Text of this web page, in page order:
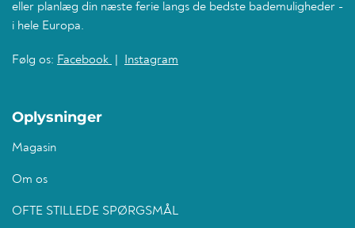
eller planlæg din næste ferie langs de bedste bademuligheder -
i hele Europa.
Følg os: Facebook Instagram
Oplysninger
Magasin
Om os
OFTE STILLEDE SPØRGSMÅL